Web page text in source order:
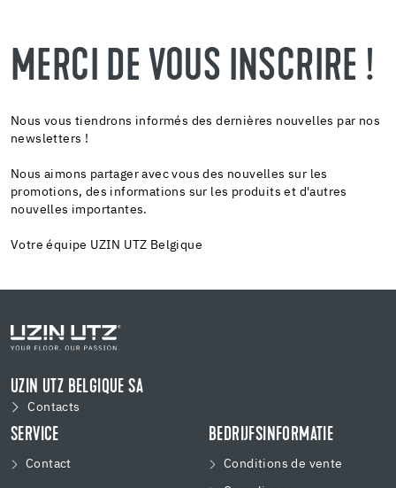
MERCI DE VOUS INSCRIRE !
Nous vous tiendrons informés des dernières nouvelles par nos
newsletters !
Nous aimons partager avec vous des nouvelles sur les
promotions, des informations sur les produits et d'autres
nouvelles importantes.
Votre équipe UZIN UTZ Belgique
UZIN UTZ BELGIQUE SA
Contacts
SERVICE
Contact
BEDRIJFSINFORMATIE
Conditions de vente